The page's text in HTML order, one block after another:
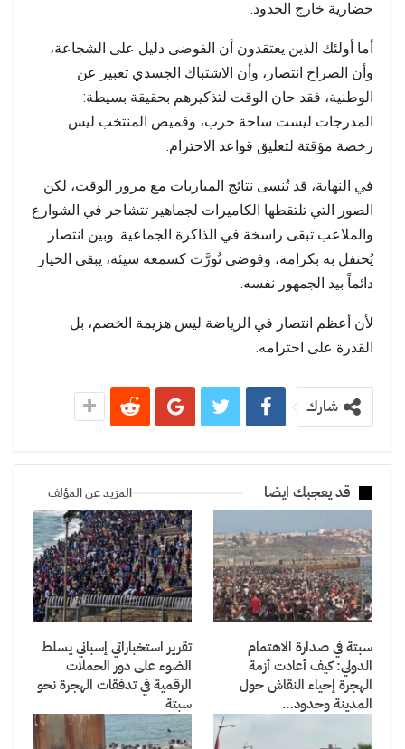
حضارية خارج الحدود.
أما أولئك الذين يعتقدون أن الفوضى دليل على الشجاعة،
وأن الصراخ انتصار، وأن الاشتباك الجسدي تعبير عن
الوطنية، فقد حان الوقت لتذكيرهم بحقيقة بسيطة:
المدرجات ليست ساحة حرب، وقميص المنتخب ليس
رخصة مؤقتة لتعليق قواعد الاحترام.
في النهاية، قد تُنسى نتائج المباريات مع مرور الوقت، لكن
الصور التي تلتقطها الكاميرات لجماهير تتشاجر في الشوارع
والملاعب تبقى راسخة في الذاكرة الجماعية. وبين انتصار
يُحتفل به بكرامة، وفوضى تُورَّث كسمعة سيئة، يبقى الخيار
دائماً بيد الجمهور نفسه.
لأن أعظم انتصار في الرياضة ليس هزيمة الخصم، بل
القدرة على احترامه.
شارك
قد يعجبك ايضا المزيد عن المؤلف
سبتة في صدارة الاهتمام
الدولي: كيف أعادت أزمة
الهجرة إحياء النقاش حول
المدينة وحدود…
تقرير استخباراتي إسباني يسلط
الضوء على دور الحملات
الرقمية في تدفقات الهجرة نحو
سبتة